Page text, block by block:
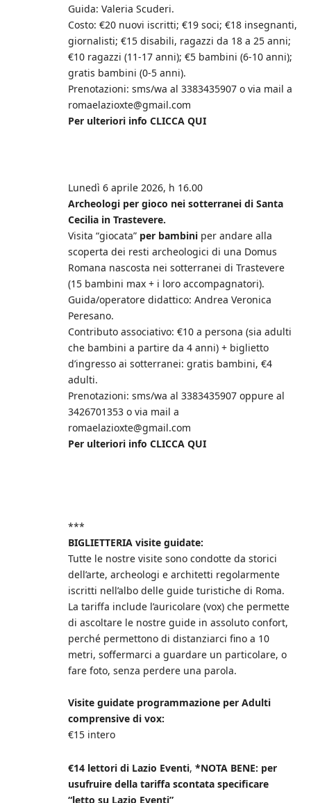
Guida: Valeria Scuderi.
Costo: €20 nuovi iscritti; €19 soci; €18 insegnanti,
giornalisti; €15 disabili, ragazzi da 18 a 25 anni;
€10 ragazzi (11-17 anni); €5 bambini (6-10 anni);
gratis bambini (0-5 anni).
Prenotazioni: sms/wa al 3383435907 o via mail a
romaelazioxte@gmail.com
Per ulteriori info CLICCA QUI
Lunedì 6 aprile 2026, h 16.00
Archeologi per gioco nei sotterranei di Santa
Cecilia in Trastevere.
Visita “giocata” per bambini per andare alla
scoperta dei resti archeologici di una Domus
Romana nascosta nei sotterranei di Trastevere
(15 bambini max + i loro accompagnatori).
Guida/operatore didattico: Andrea Veronica
Peresano.
Contributo associativo: €10 a persona (sia adulti
che bambini a partire da 4 anni) + biglietto
d’ingresso ai sotterranei: gratis bambini, €4
adulti.
Prenotazioni: sms/wa al 3383435907 oppure al
3426701353 o via mail a
romaelazioxte@gmail.com
Per ulteriori info CLICCA QUI
***
BIGLIETTERIA visite guidate:
Tutte le nostre visite sono condotte da storici
dell’arte, archeologi e architetti regolarmente
iscritti nell’albo delle guide turistiche di Roma.
La tariffa include l’auricolare (vox) che permette
di ascoltare le nostre guide in assoluto confort,
perché permettono di distanziarci fino a 10
metri, soffermarci a guardare un particolare, o
fare foto, senza perdere una parola.
Visite guidate programmazione per Adulti
comprensive di vox:
€15 intero
€14 lettori di Lazio Eventi, *NOTA BENE: per
usufruire della tariffa scontata specificare
“letto su Lazio Eventi”